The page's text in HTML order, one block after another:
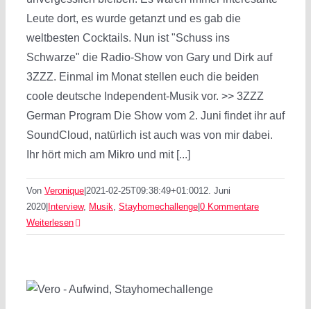
Leute dort, es wurde getanzt und es gab die
weltbesten Cocktails. Nun ist "Schuss ins
Schwarze" die Radio-Show von Gary und Dirk auf
3ZZZ. Einmal im Monat stellen euch die beiden
coole deutsche Independent-Musik vor. >> 3ZZZ
German Program Die Show vom 2. Juni findet ihr auf
SoundCloud, natürlich ist auch was von mir dabei.
Ihr hört mich am Mikro und mit [...]
Von Veronique 2021-02-25T09:38:49+01:0012. Juni
2020 Interview, Musik, Stayhomechallenge 0 Kommentare
Weiterlesen